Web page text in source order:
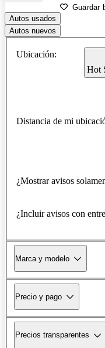
Guardar
Autos usados
Autos nuevos
Ubicación:
Hot
Distancia de mi
¿Mostrar avisos
¿Incluir avisos con
Marca y modelo
Precio y pago
Precios transparentes